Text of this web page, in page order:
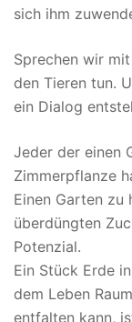
sich ihm
Sprechen wir
den Tieren tun.
ein Dialog
Jeder der einen
Zimmerpflanze
Einen Garten zu
überdüngten
Potenzial.
Ein Stück Erde
dem Leben
entfalten kann,